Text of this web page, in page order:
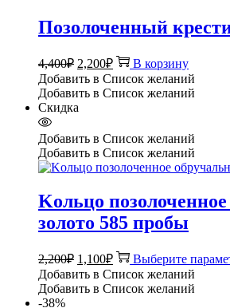
Позолоченный
4,400₽ Первоначальная
цена
составляла
4,400₽.
2,200₽Текущая
цена:
2,200₽.
В корзину
Добавить в Список желаний
Добавить в Список желаний
Скидка
Добавить в Список желаний
Добавить в Список желаний
Kольцо
золото 585 пробы
2,200₽ Первоначальная
цена
составляла
1,100₽Текущая
цена:
1,100₽.
Выберите
Добавить в Список желаний
Добавить в Список желаний
-38%